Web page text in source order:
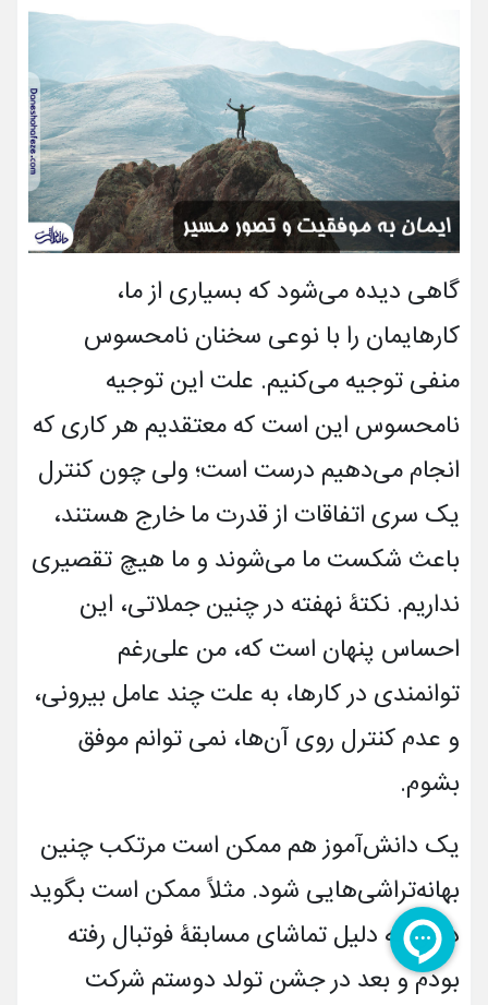
گاهی دیده می‌شود که بسیاری از ما،
کارهایمان را با نوعی سخنان نامحسوس
منفی توجیه می‌کنیم. علت این توجیه
نامحسوس این است که معتقدیم هر کاری که
انجام می‌دهیم درست است؛ ولی چون کنترل
یک سری اتفاقات از قدرت ما خارج هستند،
باعث شکست ما می‌شوند و ما هیچ تقصیری
نداریم. نکتۀ نهفته در چنین جملاتی، این
احساس پنهان است که، من علی‌رغم
توانمندی در کارها، به علت چند عامل بیرونی،
و عدم کنترل روی آن‌ها، نمی­ توانم موفق
بشوم.
یک دانش‌آموز هم ممکن است مرتکب چنین
بهانه‌تراشی‌هایی شود. مثلاً ممکن است بگوید
دیروز به دلیل تماشای مسابقۀ فوتبال رفته
بودم و بعد در جشن تولد دوستم شرکت